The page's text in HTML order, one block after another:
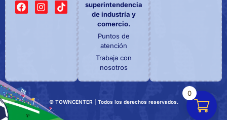
superintendencia
de industría y
comercio.
Puntos de
atención
Trabaja con
nosotros
© TOWNCENTER | Todos los derechos reservados.
0